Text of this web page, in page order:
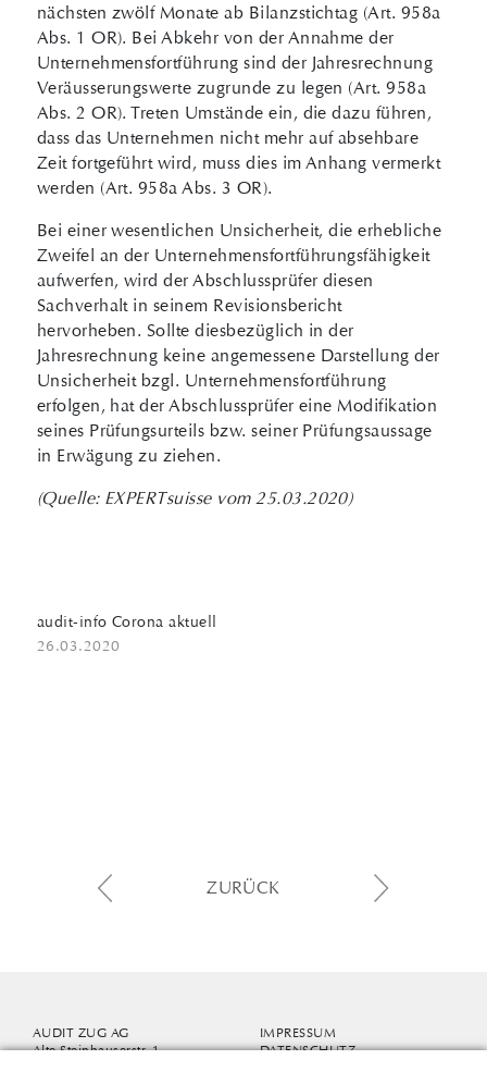
nächsten zwölf Monate ab Bilanzstichtag (Art. 958a
Abs. 1 OR). Bei Abkehr von der Annahme der
Unternehmensfortführung sind der Jahresrechnung
Veräusserungswerte zugrunde zu legen (Art. 958a
Abs. 2 OR). Treten Umstände ein, die dazu führen,
dass das Unternehmen nicht mehr auf absehbare
Zeit fortgeführt wird, muss dies im Anhang vermerkt
werden (Art. 958a Abs. 3 OR).
Bei einer wesentlichen Unsicherheit, die erhebliche
Zweifel an der Unternehmensfortführungsfähigkeit
aufwerfen, wird der Abschlussprüfer diesen
Sachverhalt in seinem Revisionsbericht
hervorheben. Sollte diesbezüglich in der
Jahresrechnung keine angemessene Darstellung der
Unsicherheit bzgl. Unternehmensfortführung
erfolgen, hat der Abschlussprüfer eine Modifikation
seines Prüfungsurteils bzw. seiner Prüfungsaussage
in Erwägung zu ziehen.
(Quelle: EXPERTsuisse vom 25.03.2020)
audit-info Corona aktuell
26.03.2020
ZURÜCK
AUDIT ZUG AG
Alte Steinhauserstr. 1
IMPRESSUM
DATENSCHUTZ